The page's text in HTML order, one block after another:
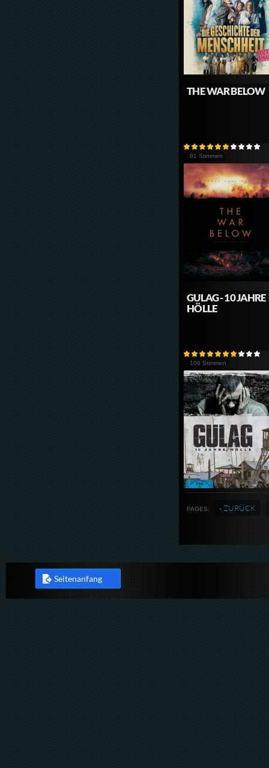
THE WAR BELOW
81 Stimmen
GULAG - 10 JAHRE
HÖLLE
106 Stimmen
PAGES: - ZURÜCK
Seitenanfang